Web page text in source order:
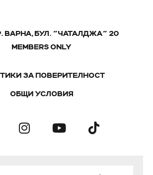
ВАРНА, БУЛ. "ЧАТАЛДЖА" 20
MEMBERS ONLY
ЗА ПОВЕРИТЕЛНОСТ
ОБЩИ УСЛОВИЯ